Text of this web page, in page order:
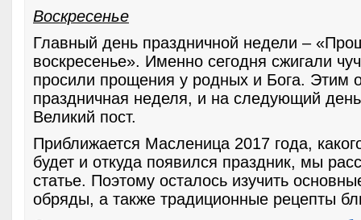
Воскресенье
Главный день праздничной недели –
воскресенье». Именно сегодня сжигали
просили прощения у родных и Бога. Этим
праздничная неделя, и на следующий
Великий пост.
Приближается Масленица 2017 года,
будет и откуда появился праздник, мы
статье. Поэтому осталось изучить
обряды, а также традиционные рецепты